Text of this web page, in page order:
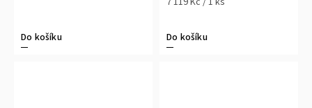
Do košíku Do košíku